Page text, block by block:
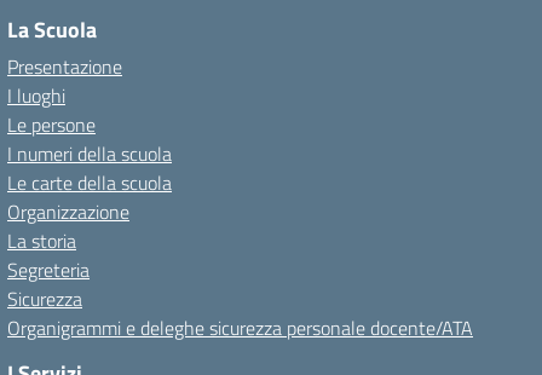
La Scuola
Presentazione
I luoghi
Le persone
I numeri della scuola
Le carte della scuola
Organizzazione
La storia
Segreteria
Sicurezza
Organigrammi e deleghe sicurezza personale docente/ATA